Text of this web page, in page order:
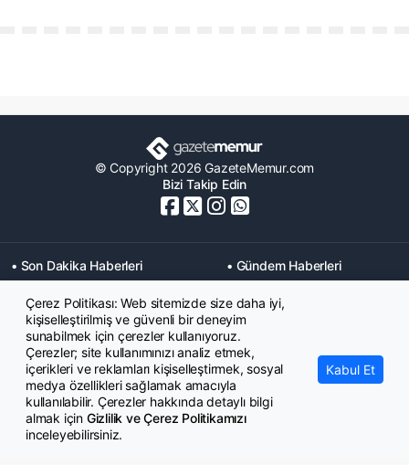
© Copyright 2026 GazeteMemur.com
Bizi Takip Edin
• Son Dakika Haberleri
• Gündem Haberleri
• Memurlar Haberleri
• KPSS Haberleri
• Ekonomi Haberleri
• Eğitim Haberleri
• Yaşam Haberleri
• Maaş Verileri Haberleri
• Mahkeme Kararları
Haberleri
Çerez Politikası: Web sitemizde size daha iyi,
kişiselleştirilmiş ve güvenli bir deneyim
sunabilmek için çerezler kullanıyoruz.
Çerezler; site kullanımınızı analiz etmek,
içerikleri ve reklamları kişiselleştirmek, sosyal
medya özellikleri sağlamak amacıyla
kullanılabilir. Çerezler hakkında detaylı bilgi
almak için Gizlilik ve Çerez Politikamızı
inceleyebilirsiniz.
Kabul Et